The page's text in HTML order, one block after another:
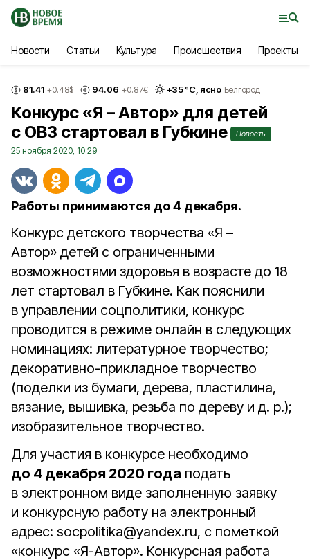
Новости Статьи Культура Происшествия Проекты
81.41 +0.48$ 94.06 +0.87€ +35°С, ясно Белгород
Конкурс «Я – Автор» для детей
с ОВЗ стартовал в Губкине
Новость
25 ноября 2020, 10:29
Работы принимаются до 4 декабря.
Конкурс детского творчества «Я –
Автор» детей с ограниченными
возможностями здоровья в возрасте до 18
лет стартовал в Губкине. Как пояснили
в управлении соцполитики, конкурс
проводится в режиме онлайн в следующих
номинациях: литературное творчество;
декоративно-прикладное творчество
(поделки из бумаги, дерева, пластилина,
вязание, вышивка, резьба по дереву и д. р.);
изобразительное творчество.
Для участия в конкурсе необходимо
до 4 декабря 2020 года подать
в электронном виде заполненную заявку
и конкурсную работу на электронный
адрес: socpolitika@yandex.ru, с пометкой
«конкурс «Я-Автор». Конкурсная работа